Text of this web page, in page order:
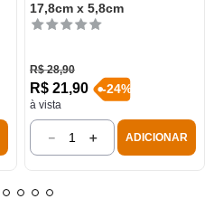
17,8cm x 5,8cm
R$ 28,90
R$ 21,90
à vista
-24%
＋
－ ADICIONAR